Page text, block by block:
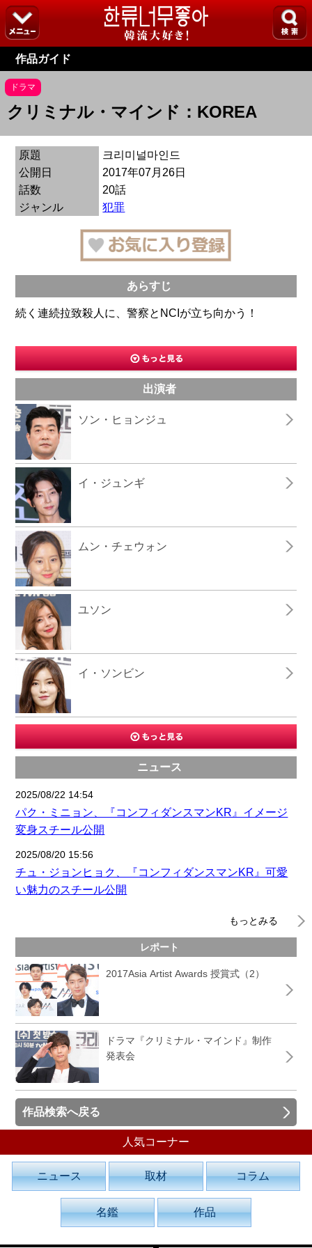
作品ガイド
ドラマ
クリミナル・マインド：KOREA
原題
크리미널마인드
公開日
2017年07月26日
話数
20話
ジャンル
犯罪
あらすじ
続く連続拉致殺人に、警察とNCIが立ち向かう！
出演者
ソン・ヒョンジュ
イ・ジュンギ
ムン・チェウォン
ユソン
イ・ソンビン
ニュース
2025/08/22 14:54
パク・ミニョン、『コンフィダンスマンKR』イメージ
変身スチール公開
2025/08/20 15:56
チュ・ジョンヒョク、『コンフィダンスマンKR』可愛
い魅力のスチール公開
もっとみる
レポート
2017Asia Artist Awards 授賞式（2）
ドラマ『クリミナル・マインド』制作
発表会
作品検索へ戻る
人気コーナー
ニュース 取材 コラム
名鑑 作品